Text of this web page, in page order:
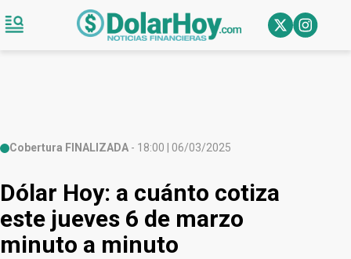
Cobertura FINALIZADA - 18:00 | 06/03/2025
Dólar Hoy: a cuánto cotiza
este jueves 6 de marzo
minuto a minuto